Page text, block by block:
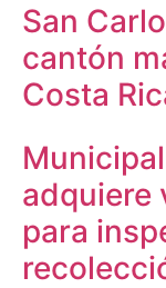
San
cantón
Costa
adquiere
para